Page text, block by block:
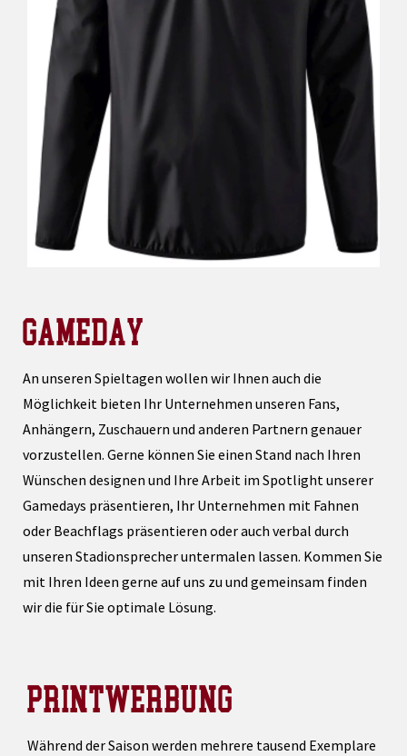
GAMEDAY
An unseren Spieltagen wollen wir Ihnen auch die
Möglichkeit bieten Ihr Unternehmen unseren Fans,
Anhängern, Zuschauern und anderen Partnern genauer
vorzustellen. Gerne können Sie einen Stand nach Ihren
Wünschen designen und Ihre Arbeit im Spotlight unserer
Gamedays präsentieren, Ihr Unternehmen mit Fahnen
oder Beachflags präsentieren oder auch verbal durch
unseren Stadionsprecher untermalen lassen. Kommen Sie
mit Ihren Ideen gerne auf uns zu und gemeinsam finden
wir die für Sie optimale Lösung.
PRINTWERBUNG
Während der Saison werden mehrere tausend Exemplare